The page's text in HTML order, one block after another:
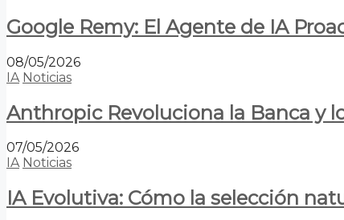
Google Remy: El Agente de IA
08/05/2026
IA Noticias
Anthropic Revoluciona la Banca y
07/05/2026
IA Noticias
IA Evolutiva: Cómo la selección